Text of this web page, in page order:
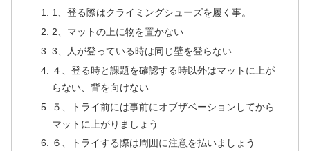
1、登る際はクライミングシューズを履く事。
2、マットの上に物を置かない
3、人が登っている時は同じ壁を登らない
４、登る時と課題を確認する時以外はマットに上が
らない、背を向けない
５、トライ前には事前にオブザベーションしてから
マットに上がりましょう
６、トライする際は周囲に注意を払いましょう